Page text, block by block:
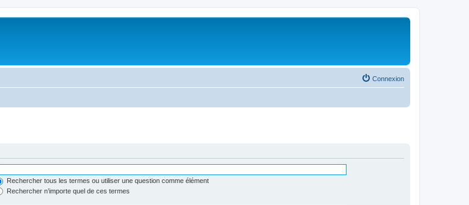
Connexion
Rechercher tous les termes ou utiliser une question comme élément
Rechercher n’importe quel de ces termes